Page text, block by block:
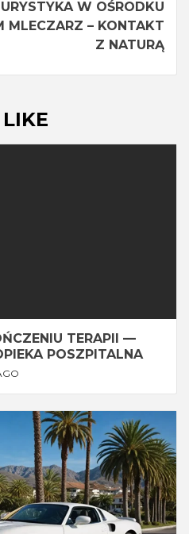
W OŚRODKU
MLECZARZ – KONTAKT
Z NATURĄ
TERAPII —
POSZPITALNA